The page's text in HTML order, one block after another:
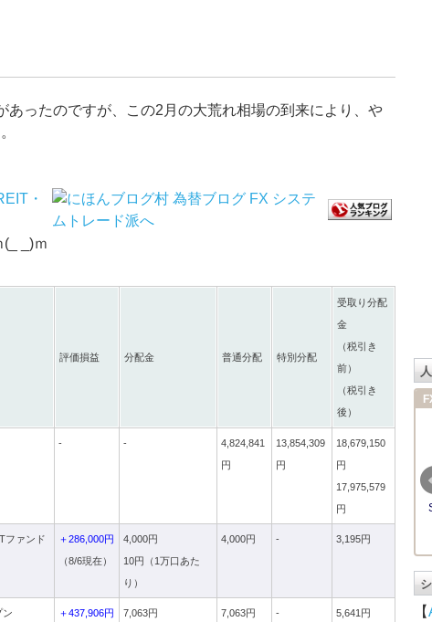
あったのですが、この2月の大荒れ相場の到来により、や
_)ｍ
評価損益 分配金 普通分配 特別分配
受取り分配
金
（税引き
前）
（税引き
後）
- -
4,824,841
円
13,854,309
円
18,679,150
円
17,975,579
円
ファンド
＋286,000円
（8/6現在）
4,000円
10円（1万口あた
り）
4,000円 - 3,195円
ン
＋437,906円
7,063円 7,063円 - 5,641円 【